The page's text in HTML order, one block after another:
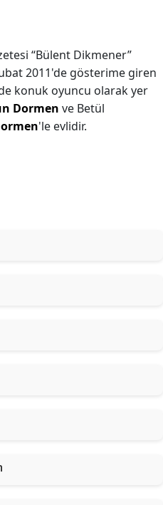
“Bülent Dikmener”
2011'de gösterime giren
konuk oyuncu olarak yer
Dormen ve Betül
'le evlidir.